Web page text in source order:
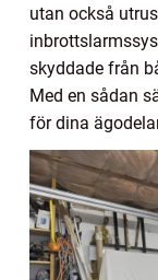
utan också
skyddade från
Med en sådan
för dina